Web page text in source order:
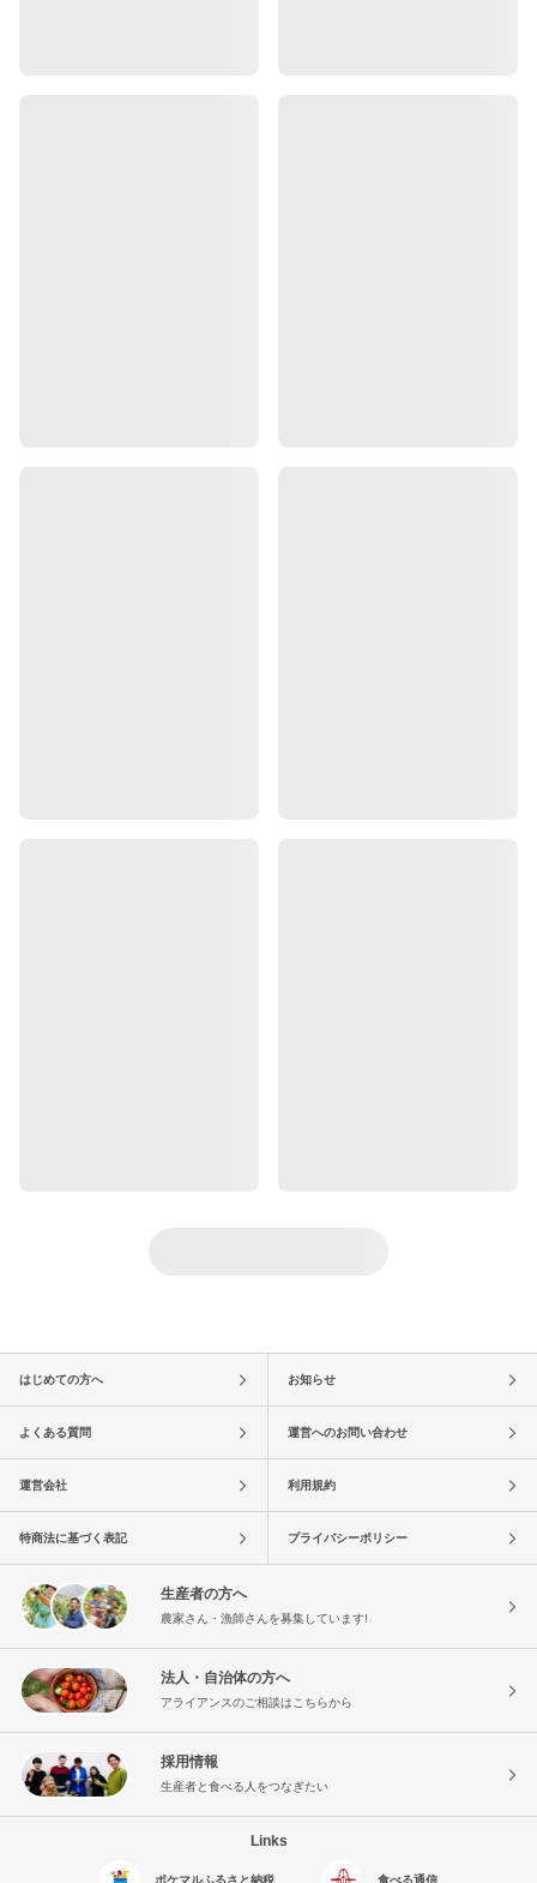
はじめての方へ お知らせ
よくある質問 運営へのお問い合わせ
運営会社 利用規約
特商法に基づく表記 プライバシーポリシー
生産者の方へ
農家さん・漁師さんを募集しています!
法人・自治体の方へ
アライアンスのご相談はこちらから
採用情報
生産者と食べる人をつなぎたい
Links
ポケマルふるさと納税 食べる通信